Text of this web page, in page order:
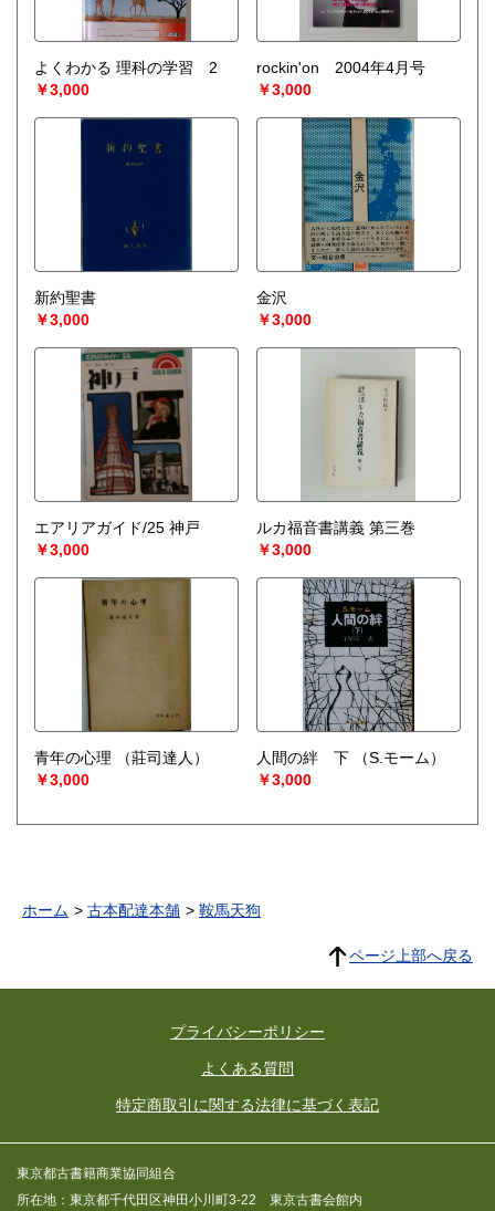
よくわかる 理科の学習 2
￥3,000
rockin'on 2004年4月号
￥3,000
新約聖書
￥3,000
金沢
￥3,000
エアリアガイド/25 神戸
￥3,000
ルカ福音書講義 第三巻
￥3,000
青年の心理
（莊司達人）
￥3,000
人間の絆 下
（S.モーム）
￥3,000
ホーム 古本配達本舗 鞍馬天狗
ページ上部へ戻る
プライバシーポリシー
よくある質問
特定商取引に関する法律に基づく表記
東京都古書籍商業協同組合
所在地：東京都千代田区神田小川町3-22 東京古書会館内